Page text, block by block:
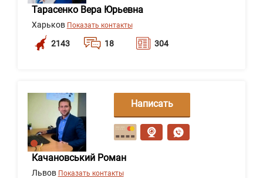
Тарасенко Вера Юрьевна
Харьков Показать контакты
2143 18 304
Качановський Роман
Львов Показать контакты
Написать
сообщение